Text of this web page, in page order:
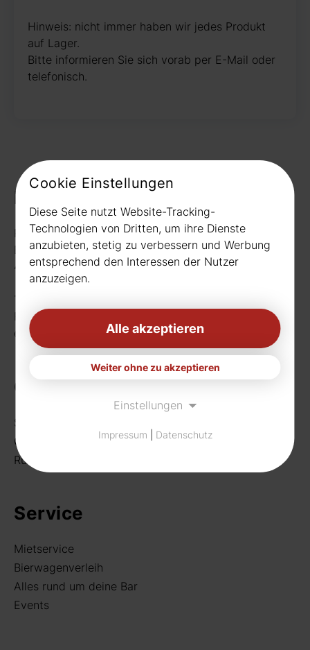
Hinweis: nicht immer haben wir jedes Produkt
auf Lager.
Bitte informieren Sie sich vorab per E-Mail oder
telefonisch.
Kontakt
Rudat GmbH
Borussiastr. 26
44149 Dortmund
Telefon:
Fax: 0231 656990
eMail:
info[at]rudat-gmbh.de
Getränke
Sortiment
Craft Beer
Rund um deine Bar
Service
Mietservice
Bierwagenverleih
Alles rund um deine Bar
Events
Cookie Einstellungen
Diese Seite nutzt Website-Tracking-
Technologien von Dritten, um ihre Dienste
anzubieten, stetig zu verbessern und Werbung
entsprechend den Interessen der Nutzer
anzuzeigen.
Alle akzeptieren
Weiter ohne zu akzeptieren
Einstellungen
Impressum Datenschutz